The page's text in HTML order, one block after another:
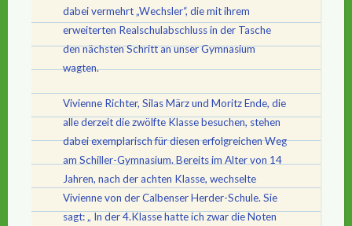
dabei vermehrt „Wechsler“, die mit ihrem
erweiterten Realschulabschluss in der Tasche
den nächsten Schritt an unser Gymnasium
wagten.
Vivienne Richter, Silas März und Moritz Ende, die
alle derzeit die zwölfte Klasse besuchen, stehen
dabei exemplarisch für diesen erfolgreichen Weg
am Schiller-Gymnasium. Bereits im Alter von 14
Jahren, nach der achten Klasse, wechselte
Vivienne von der Calbenser Herder-Schule. Sie
sagt: „ In der 4.Klasse hatte ich zwar die Noten